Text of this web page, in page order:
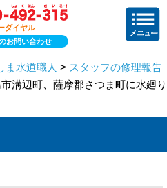
ダイヤル
お問い合わせ
ま水道職人 > スタッフの修理報告
溝辺町、薩摩郡さつま町に水廻り